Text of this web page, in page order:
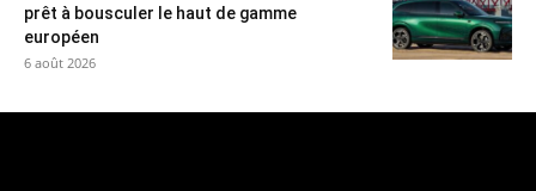
prêt à bousculer le haut de gamme
européen
6 août 2026